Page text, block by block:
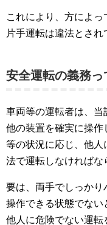
これにより、方によ
片手運転は違法とされ
安全運転の義務っ
車両等の運転者は、
他の装置を確実に操
等の状況に応じ、他
法で運転しなければな
要は、両手でしっかり
操作できる状態でない
他人に危険でない運転